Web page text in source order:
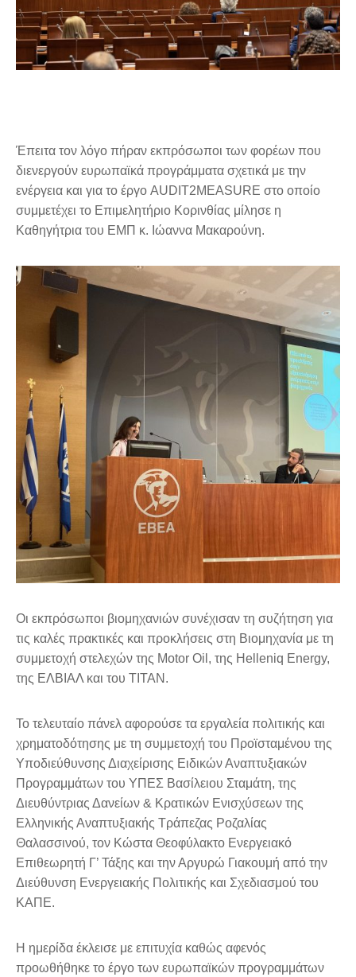
Έπειτα τον λόγο πήραν εκπρόσωποι των φορέων που
διενεργούν ευρωπαϊκά προγράμματα σχετικά με την
ενέργεια και για το έργο AUDIT2MEASURE στο οποίο
συμμετέχει το Επιμελητήριο Κορινθίας μίλησε η
Καθηγήτρια του ΕΜΠ κ. Ιώαννα Μακαρούνη.
Οι εκπρόσωποι βιομηχανιών συνέχισαν τη συζήτηση για
τις καλές πρακτικές και προκλήσεις στη Βιομηχανία με τη
συμμετοχή στελεχών της Motor Oil, της Helleniq Energy,
της ΕΛΒΙΑΛ και του ΤΙΤΑΝ.
Το τελευταίο πάνελ αφορούσε τα εργαλεία πολιτικής και
χρηματοδότησης με τη συμμετοχή του Προϊσταμένου της
Υποδιεύθυνσης Διαχείρισης Ειδικών Αναπτυξιακών
Προγραμμάτων του ΥΠΕΣ Βασίλειου Σταμάτη, της
Διευθύντριας Δανείων & Κρατικών Ενισχύσεων της
Ελληνικής Αναπτυξιακής Τράπεζας Ροζαλίας
Θαλασσινού, τον Κώστα Θεοφύλακτο Ενεργειακό
Επιθεωρητή Γ’ Τάξης και την Αργυρώ Γιακουμή από την
Διεύθυνση Ενεργειακής Πολιτικής και Σχεδιασμού του
ΚΑΠΕ.
Η ημερίδα έκλεισε με επιτυχία καθώς αφενός
προωθήθηκε το έργο των ευρωπαϊκών προγραμμάτων